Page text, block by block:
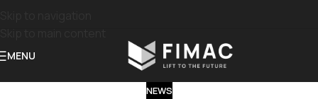
MENU
NEWS